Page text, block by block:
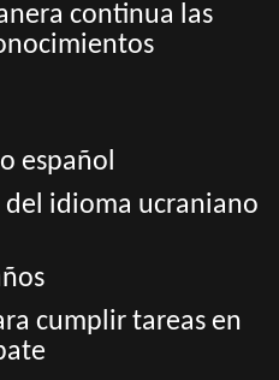
continua las
español
idioma ucraniano
cumplir tareas en